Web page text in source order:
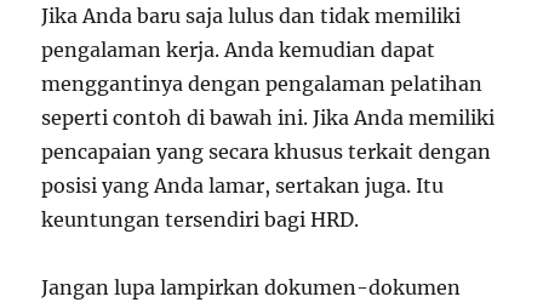
Jika Anda baru saja lulus dan tidak memiliki
pengalaman kerja. Anda kemudian dapat
menggantinya dengan pengalaman pelatihan
seperti contoh di bawah ini. Jika Anda memiliki
pencapaian yang secara khusus terkait dengan
posisi yang Anda lamar, sertakan juga. Itu
keuntungan tersendiri bagi HRD.
Jangan lupa lampirkan dokumen-dokumen